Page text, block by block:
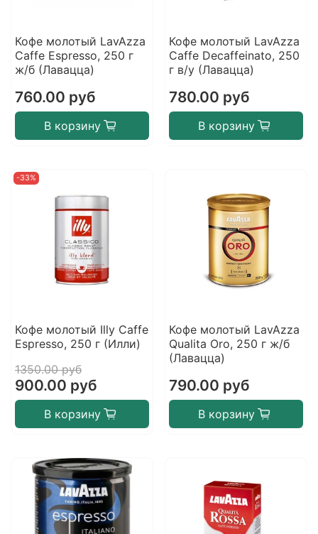
Кофе молотый LavAzza
Caffe Espresso, 250 г
ж/б (Лавацца)
760.00 руб
В корзину
Кофе молотый LavAzza
Caffe Decaffeinato, 250
г в/у (Лавацца)
780.00 руб
В корзину
-33%
Кофе молотый Illy Caffe
Espresso, 250 г (Илли)
1350.00 руб
900.00 руб
В корзину
Кофе молотый LavAzza
Qualita Oro, 250 г ж/б
(Лавацца)
790.00 руб
В корзину